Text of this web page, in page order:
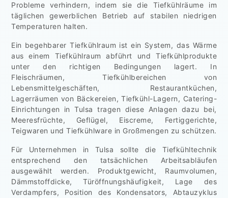
Probleme verhindern, indem sie die Tiefkühlräume im
täglichen gewerblichen Betrieb auf stabilen niedrigen
Temperaturen halten.
Ein begehbarer Tiefkühlraum ist ein System, das Wärme
aus einem Tiefkühlraum abführt und Tiefkühlprodukte
unter den richtigen Bedingungen lagert. In
Fleischräumen, Tiefkühlbereichen von
Lebensmittelgeschäften, Restaurantküchen,
Lagerräumen von Bäckereien, Tiefkühl-Lagern, Catering-
Einrichtungen in Tulsa tragen diese Anlagen dazu bei,
Meeresfrüchte, Geflügel, Eiscreme, Fertiggerichte,
Teigwaren und Tiefkühlware in Großmengen zu schützen.
Für Unternehmen in Tulsa sollte die Tiefkühltechnik
entsprechend den tatsächlichen Arbeitsabläufen
ausgewählt werden. Produktgewicht, Raumvolumen,
Dämmstoffdicke, Türöffnungshäufigkeit, Lage des
Verdampfers, Position des Kondensators, Abtauzyklus